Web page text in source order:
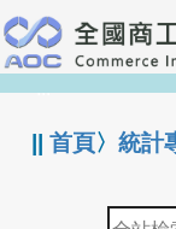
跳
到
主
要
:::
||首頁〉統計
全